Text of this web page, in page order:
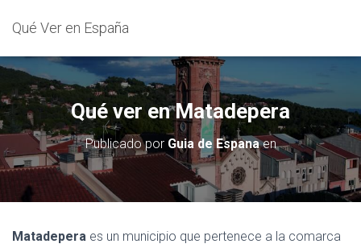
Qué Ver en España
Qué ver en Matadepera
Publicado por Guia de Espanaen
Matadepera es un municipio que pertenece a la comarca